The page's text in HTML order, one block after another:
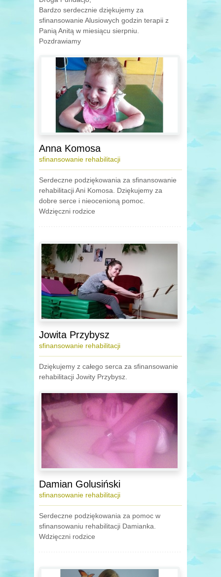
Bardzo serdecznie dziękujemy za
sfinansowanie Alusiowych godzin terapii z
Panią Anitą w miesiącu sierpniu.
Pozdrawiamy
Anna Komosa
sfinansowanie rehabilitacji
Serdeczne podziękowania za sfinansowanie
rehabilitacji Ani Komosa. Dziękujemy za
dobre serce i nieocenioną pomoc.
Wdzięczni rodzice
Jowita Przybysz
sfinansowanie rehabilitacji
Dziękujemy z całego serca za sfinansowanie
rehabilitacji Jowity Przybysz.
Damian Golusiński
sfinansowanie rehabilitacji
Serdeczne podziękowania za pomoc w
sfinansowaniu rehabilitacji Damianka.
Wdzięczni rodzice